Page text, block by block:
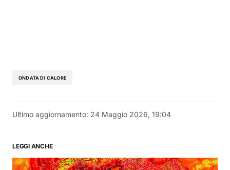
ONDATA DI CALORE
Ultimo aggiornamento: 24 Maggio 2026, 19:04
LEGGI ANCHE